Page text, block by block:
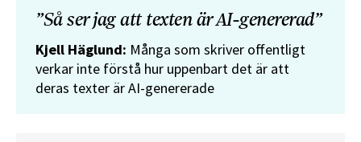
”Så ser jag att texten är AI-genererad”
Kjell Häglund: Många som skriver offentligt
verkar inte förstå hur uppenbart det är att
deras texter är AI-genererade